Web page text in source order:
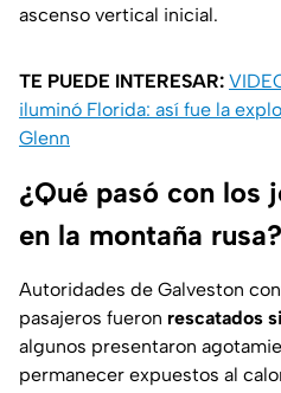
ascenso vertical inicial.
TE PUEDE INTERESAR:
iluminó Florida: así fue la
Glenn
¿Qué pasó con los
en la montaña rusa?
Autoridades de Galveston
pasajeros fueron rescatados
algunos presentaron
permanecer expuestos al